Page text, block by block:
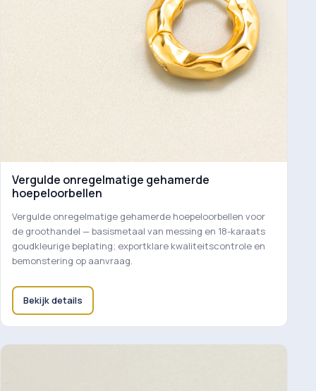
Vergulde onregelmatige gehamerde
hoepeloorbellen
Vergulde onregelmatige gehamerde hoepeloorbellen voor
de groothandel — basismetaal van messing en 18-karaats
goudkleurige beplating; exportklare kwaliteitscontrole en
bemonstering op aanvraag.
Bekijk details